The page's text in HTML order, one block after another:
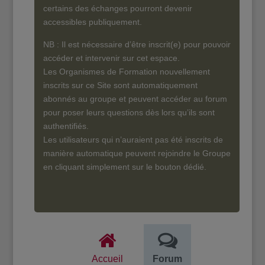
certains des échanges pourront devenir
accessibles publiquement.
NB : Il est nécessaire d’être inscrit(e) pour pouvoir
accéder et intervenir sur cet espace.
Les Organismes de Formation nouvellement
inscrits sur ce Site sont automatiquement
abonnés au groupe et peuvent accéder au forum
pour poser leurs questions dès lors qu’ils sont
authentifiés.
Les utilisateurs qui n’auraient pas été inscrits de
manière automatique peuvent rejoindre le Groupe
en cliquant simplement sur le bouton dédié.
Accueil Forum